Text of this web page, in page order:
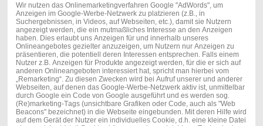
Wir nutzen das Onlinemarketingverfahren Google "AdWords", um
Anzeigen im Google-Werbe-Netzwerk zu platzieren (z.B., in
Suchergebnissen, in Videos, auf Webseiten, etc.), damit sie Nutzern
angezeigt werden, die ein mutmaßliches Interesse an den Anzeigen
haben. Dies erlaubt uns Anzeigen für und innerhalb unseres
Onlineangebotes gezielter anzuzeigen, um Nutzern nur Anzeigen zu
präsentieren, die potentiell deren Interessen entsprechen. Falls einem
Nutzer z.B. Anzeigen für Produkte angezeigt werden, für die er sich auf
anderen Onlineangeboten interessiert hat, spricht man hierbei vom
„Remarketing“. Zu diesen Zwecken wird bei Aufruf unserer und anderer
Webseiten, auf denen das Google-Werbe-Netzwerk aktiv ist, unmittelbar
durch Google ein Code von Google ausgeführt und es werden sog.
(Re)marketing-Tags (unsichtbare Grafiken oder Code, auch als "Web
Beacons" bezeichnet) in die Webseite eingebunden. Mit deren Hilfe wird
auf dem Gerät der Nutzer ein individuelles Cookie, d.h. eine kleine Datei